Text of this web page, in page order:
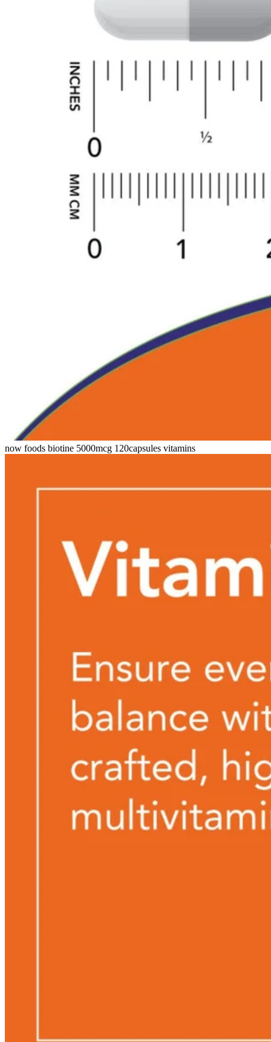
now foods biotine 5000mcg 120capsules vitamins